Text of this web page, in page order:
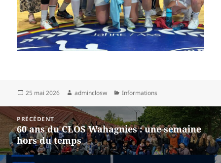
Publié
25 mai 2026 Auteur
adminclosw Catégories
Informations
Navigation
de
l’article
PRÉCÉDENT
Article
précédent :
60 ans du CLOS Wahagnies : une semaine
hors du temps